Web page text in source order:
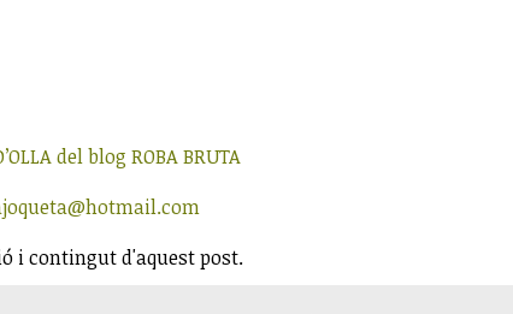
del blog ROBA BRUTA
i contingut d'aquest post.